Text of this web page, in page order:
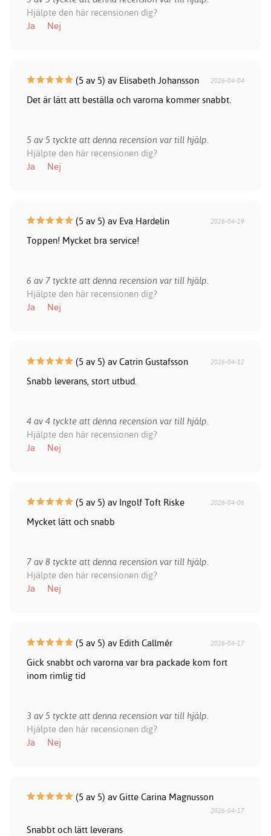
Hjälpte den här recensionen dig?
Ja
Nej
(5 av 5) av Elisabeth Johansson 2026-04-04
Det är lätt att beställa och varorna kommer snabbt.
5 av 5 tyckte att denna recension var till hjälp.
Hjälpte den här recensionen dig?
Ja
Nej
(5 av 5) av Eva Hardelin 2026-04-19
Toppen! Mycket bra service!
6 av 7 tyckte att denna recension var till hjälp.
Hjälpte den här recensionen dig?
Ja
Nej
(5 av 5) av Catrin Gustafsson 2026-04-12
Snabb leverans, stort utbud.
4 av 4 tyckte att denna recension var till hjälp.
Hjälpte den här recensionen dig?
Ja
Nej
(5 av 5) av Ingolf Toft Riske 2026-04-06
Mycket lätt och snabb
7 av 8 tyckte att denna recension var till hjälp.
Hjälpte den här recensionen dig?
Ja
Nej
(5 av 5) av Edith Callmér 2026-04-17
Gick snabbt och varorna var bra packade kom fort
inom rimlig tid
3 av 5 tyckte att denna recension var till hjälp.
Hjälpte den här recensionen dig?
Ja
Nej
(5 av 5) av Gitte Carina Magnusson
2026-04-17
Snabbt och lätt leverans